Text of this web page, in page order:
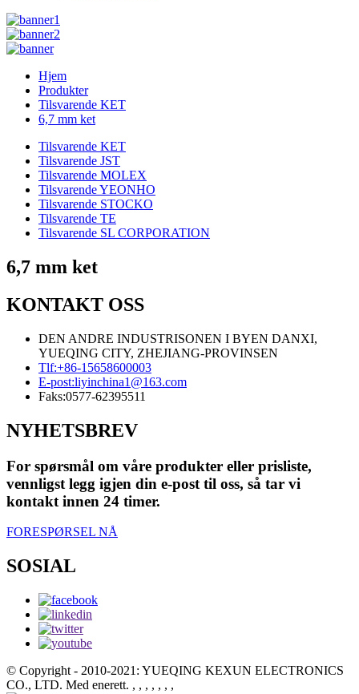
Hjem
Produkter
Tilsvarende KET
6,7 mm ket
Tilsvarende KET
Tilsvarende JST
Tilsvarende MOLEX
Tilsvarende YEONHO
Tilsvarende STOCKO
Tilsvarende TE
Tilsvarende SL CORPORATION
6,7 mm ket
KONTAKT OSS
DEN ANDRE INDUSTRISONEN I BYEN DANXI,
YUEQING CITY, ZHEJIANG-PROVINSEN
Tlf:+86-15658600003
E-post:liyinchina1@163.com
Faks:0577-62395511
NYHETSBREV
For spørsmål om våre produkter eller prisliste,
vennligst legg igjen din e-post til oss, så tar vi
kontakt innen 24 timer.
FORESPØRSEL NÅ
SOSIAL
© Copyright - 2010-2021: YUEQING KEXUN ELECTRONICS
CO., LTD. Med enerett. , , , , , , ,